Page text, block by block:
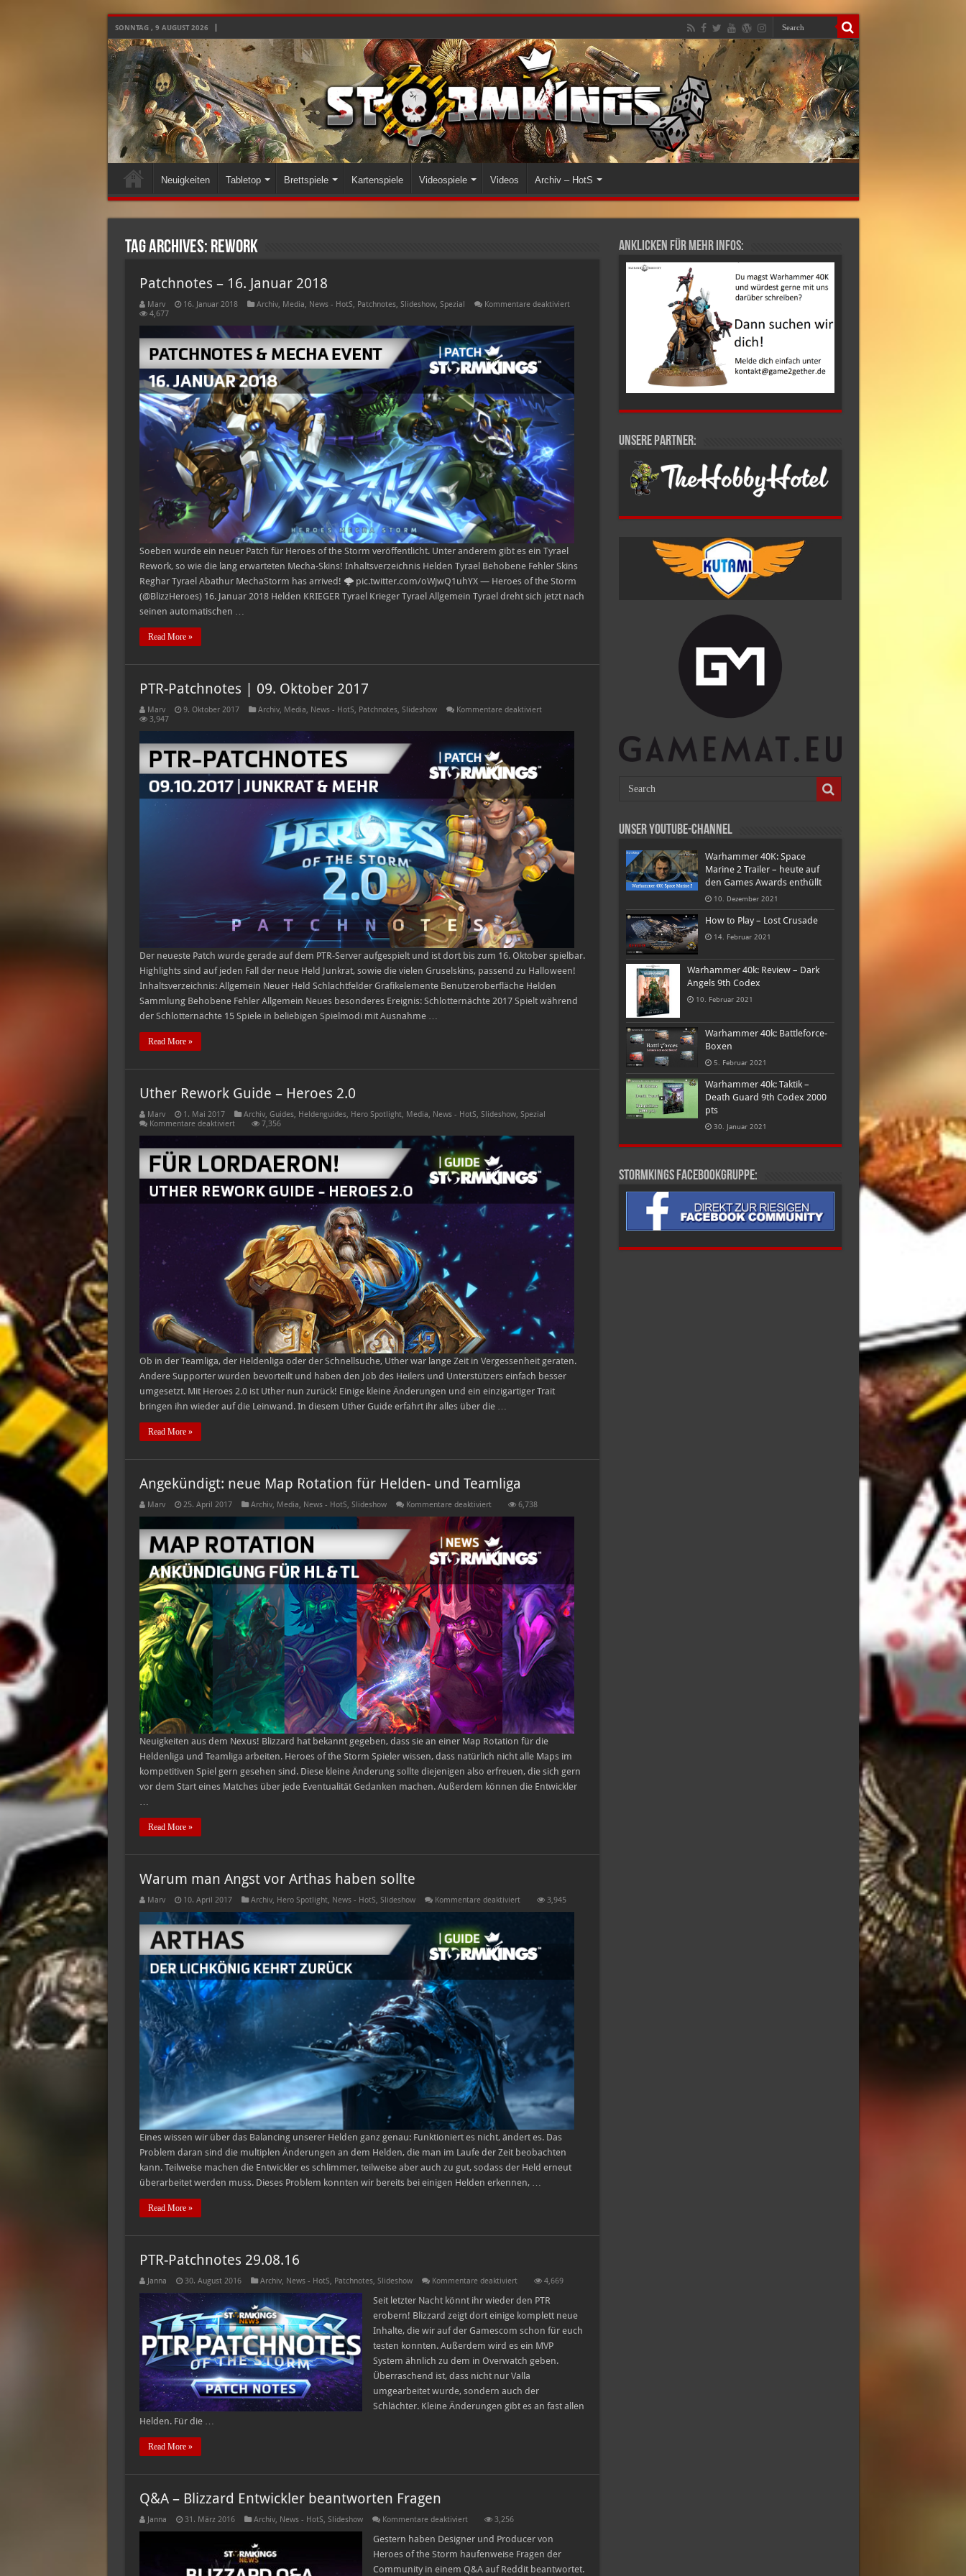
SONNTAG , 9 AUGUST 2026
Neuigkeiten Tabletop Brettspiele Kartenspiele Videospiele Videos Archiv – HotS
Tag Archives: Rework
Patchnotes – 16. Januar 2018
Marv 16. Januar 2018 Archiv, Media, News - HotS, Patchnotes, Slideshow, Spezial Kommentare deaktiviertfür
16.
Januar
4,677
Soeben wurde ein neuer Patch für Heroes of the Storm veröffentlicht. Unter anderem gibt es ein Tyrael
Rework, so wie die lang erwarteten Mecha-Skins! Inhaltsverzeichnis Helden Tyrael Behobene Fehler Skins
Reghar Tyrael Abathur MechaStorm has arrived! 🌩️ pic.twitter.com/oWjwQ1uhYX — Heroes of the Storm
(@BlizzHeroes) 16. Januar 2018 Helden KRIEGER Tyrael Krieger Tyrael Allgemein Tyrael dreht sich jetzt nach
seinen automatischen …
Read More »
PTR-Patchnotes | 09. Oktober 2017
Marv 9. Oktober 2017 Archiv, Media, News - HotS, Patchnotes, Slideshow Kommentare deaktiviertfür
Oktober
2017
3,947
Der neueste Patch wurde gerade auf dem PTR-Server aufgespielt und ist dort bis zum 16. Oktober spielbar.
Highlights sind auf jeden Fall der neue Held Junkrat, sowie die vielen Gruselskins, passend zu Halloween!
Inhaltsverzeichnis: Allgemein Neuer Held Schlachtfelder Grafikelemente Benutzeroberfläche Helden
Sammlung Behobene Fehler Allgemein Neues besonderes Ereignis: Schlotternächte 2017 Spielt während
der Schlotternächte 15 Spiele in beliebigen Spielmodi mit Ausnahme …
Read More »
Uther Rework Guide – Heroes 2.0
Marv 1. Mai 2017 Archiv, Guides, Heldenguides, Hero Spotlight, Media, News - HotS, Slideshow, Spezial
Kommentare deaktiviertfür
Guide
–
Heroes
2.0
7,356
Ob in der Teamliga, der Heldenliga oder der Schnellsuche, Uther war lange Zeit in Vergessenheit geraten.
Andere Supporter wurden bevorteilt und haben den Job des Heilers und Unterstützers einfach besser
umgesetzt. Mit Heroes 2.0 ist Uther nun zurück! Einige kleine Änderungen und ein einzigartiger Trait
bringen ihn wieder auf die Leinwand. In diesem Uther Guide erfahrt ihr alles über die …
Read More »
Angekündigt: neue Map Rotation für Helden- und Teamliga
Marv 25. April 2017 Archiv, Media, News - HotS, Slideshow Kommentare deaktiviertfür
Rotation
für
Helden-
und
Teamliga
6,738
Neuigkeiten aus dem Nexus! Blizzard hat bekannt gegeben, dass sie an einer Map Rotation für die
Heldenliga und Teamliga arbeiten. Heroes of the Storm Spieler wissen, dass natürlich nicht alle Maps im
kompetitiven Spiel gern gesehen sind. Diese kleine Änderung sollte diejenigen also erfreuen, die sich gern
vor dem Start eines Matches über jede Eventualität Gedanken machen. Außerdem können die Entwickler
…
Read More »
Warum man Angst vor Arthas haben sollte
Marv 10. April 2017 Archiv, Hero Spotlight, News - HotS, Slideshow Kommentare deaktiviertfür
Arthas
haben
3,945
Eines wissen wir über das Balancing unserer Helden ganz genau: Funktioniert es nicht, ändert es. Das
Problem daran sind die multiplen Änderungen an dem Helden, die man im Laufe der Zeit beobachten
kann. Teilweise machen die Entwickler es schlimmer, teilweise aber auch zu gut, sodass der Held erneut
überarbeitet werden muss. Dieses Problem konnten wir bereits bei einigen Helden erkennen, …
Read More »
PTR-Patchnotes 29.08.16
Janna 30. August 2016 Archiv, News - HotS, Patchnotes, Slideshow Kommentare deaktiviertfür
Patchnotes
4,669
Seit letzter Nacht könnt ihr wieder den PTR
erobern! Blizzard zeigt dort einige komplett neue
Inhalte, die wir auf der Gamescom schon für euch
testen konnten. Außerdem wird es ein MVP
System ähnlich zu dem in Overwatch geben.
Überraschend ist, dass nicht nur Valla
umgearbeitet wurde, sondern auch der
Schlächter. Kleine Änderungen gibt es an fast allen
Helden. Für die …
Read More »
Q&A – Blizzard Entwickler beantworten Fragen
Janna 31. März 2016 Archiv, News - HotS, Slideshow Kommentare deaktiviertfür
–
Entwickler
beantworten
3,256
Gestern haben Designer und Producer von
Heroes of the Storm haufenweise Fragen der
Community in einem Q&A auf Reddit beantwortet.
Anklicken für mehr Infos:
Unsere Partner:
Unser Youtube-Channel
Warhammer 40K: Space
Marine 2 Trailer – heute auf
den Games Awards enthüllt
10. Dezember 2021
How to Play – Lost Crusade
14. Februar 2021
Warhammer 40k: Review – Dark
Angels 9th Codex
10. Februar 2021
Warhammer 40k: Battleforce-
Boxen
5. Februar 2021
Warhammer 40k: Taktik –
Death Guard 9th Codex 2000
pts
30. Januar 2021
Stormkings Facebookgruppe: